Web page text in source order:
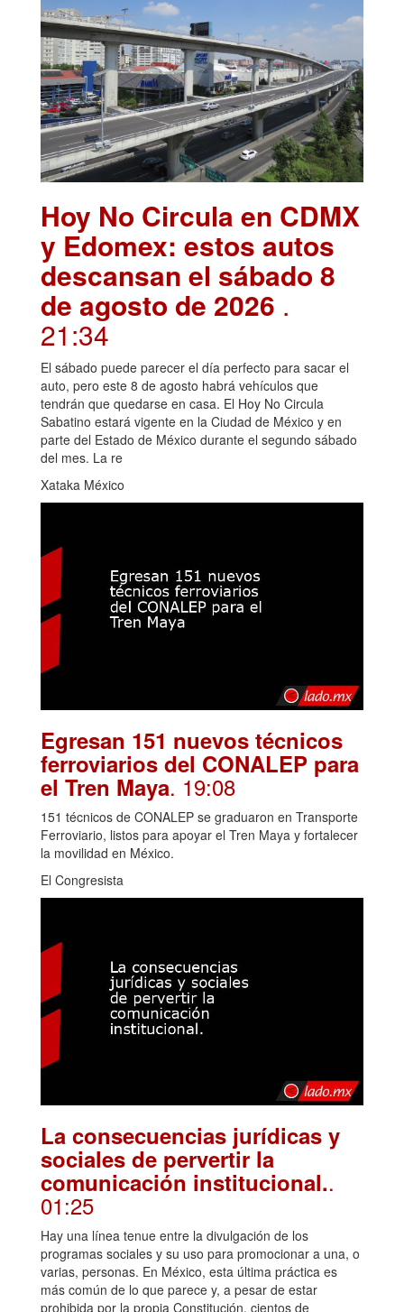
Hoy No Circula en CDMX
y Edomex: estos autos
descansan el sábado 8
de agosto de 2026 .
21:34
El sábado puede parecer el día perfecto para sacar el
auto, pero este 8 de agosto habrá vehículos que
tendrán que quedarse en casa. El Hoy No Circula
Sabatino estará vigente en la Ciudad de México y en
parte del Estado de México durante el segundo sábado
del mes. La re
Xataka México
Egresan 151 nuevos técnicos
ferroviarios del CONALEP para
el Tren Maya. 19:08
151 técnicos de CONALEP se graduaron en Transporte
Ferroviario, listos para apoyar el Tren Maya y fortalecer
la movilidad en México.
El Congresista
La consecuencias jurídicas y
sociales de pervertir la
comunicación institucional..
01:25
Hay una línea tenue entre la divulgación de los
programas sociales y su uso para promocionar a una, o
varias, personas. En México, esta última práctica es
más común de lo que parece y, a pesar de estar
prohibida por la propia Constitución, cientos de